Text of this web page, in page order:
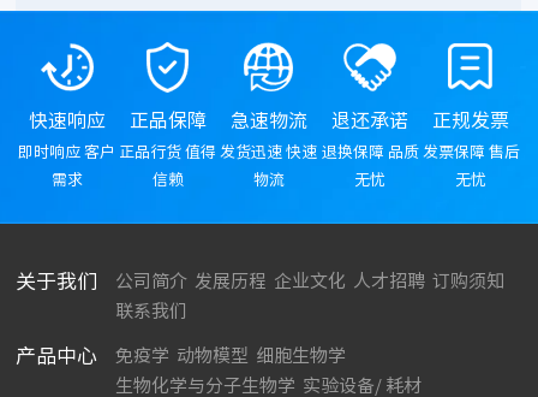
快速响应
即时响应 客户
需求
正品保障
正品行货 值得
信赖
急速物流
发货迅速 快速
物流
退还承诺
退换保障 品质
无忧
正规发票
发票保障 售后
无忧
关于我们 公司简介 发展历程 企业文化 人才招聘 订购须知
联系我们
产品中心 免疫学 动物模型 细胞生物学
生物化学与分子生物学 实验设备/ 耗材